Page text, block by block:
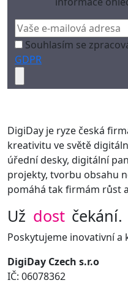
Souhlasím se
GDPR
DigiDay je ryze česká
kreativitu ve světě
úřední desky, digitální
projekty, tvorbu obsahu
pomáhá tak firmám růst
Už dost čekání.
Poskytujeme inovativní
DigiDay Czech s.r.o
IČ: 06078362